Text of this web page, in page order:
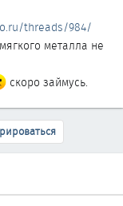
threads/984/
металла не
скоро займусь.